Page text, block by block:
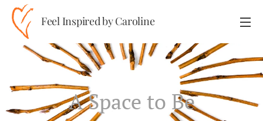
Feel Inspired by Caroline
A Space to Be